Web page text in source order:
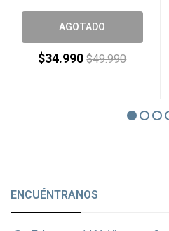
AGOTADO
$34.990 $49.990
ENCUÉNTRANOS